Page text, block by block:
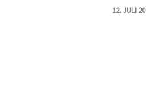
12. JULI